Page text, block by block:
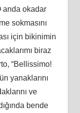
anda okadar
sokmasını
için bikinimin
biraz
“Bellissimo!
yanaklarını
ve
bende